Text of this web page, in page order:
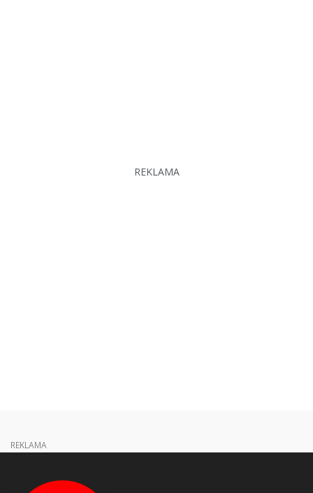
REKLAMA
REKLAMA